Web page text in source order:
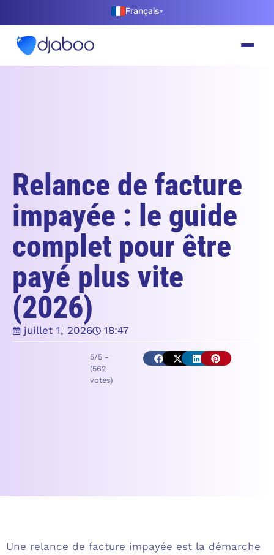
Français▾
Relance de facture
impayée : le guide
complet pour être
payé plus vite
(2026)
juillet 1, 2026 18:47
5/5 -
(562
votes)
Une relance de facture impayée est la démarche